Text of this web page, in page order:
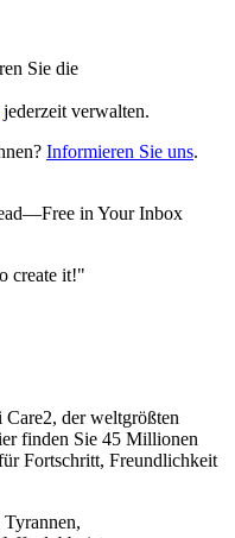
Sie die
jederzeit verwalten.
Informieren Sie uns.
in Your Inbox
create it!"
der weltgrößten
finden Sie 45 Millionen
Fortschritt, Freundlichkeit
Tyrannen,